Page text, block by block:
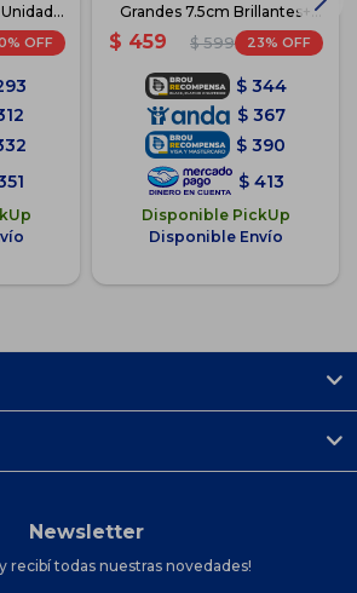
-
Grandes 7.5cm Brillantes+
Red - Pastel
$ 459 $ 599 23
$ 344
$ 367
$ 390
$ 413
Disponible PickUp
Disponible Envío
Newsletter
recibí todas nuestras novedades!